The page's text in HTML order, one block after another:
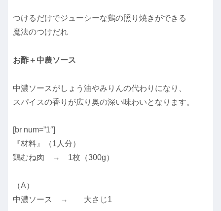
つけるだけでジューシーな鶏の照り焼きができる
魔法のつけだれ
お酢＋中農ソース
中濃ソースがしょう油やみりんの代わりになり、
スパイスの香りが広り奥の深い味わいとなります。
[br num=”1″]
『材料』（1人分）
鶏むね肉 → 1枚（300g）
（A）
中濃ソース → 大さじ1